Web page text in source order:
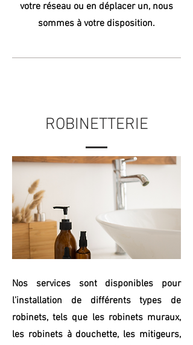
votre réseau ou en déplacer un, nous
sommes à votre disposition.
ROBINETTERIE
Nos services sont disponibles pour
l'installation de différents types de
robinets, tels que les robinets muraux,
les robinets à douchette, les mitigeurs,